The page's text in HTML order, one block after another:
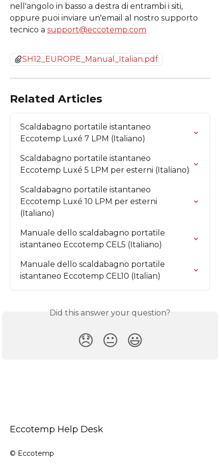
nell'angolo in basso a destra di entrambi i siti,
oppure puoi inviare un'email al nostro supporto
tecnico a support@eccotemp.com
SH12_EUROPE_Manual_Italian.pdf
Related Articles
Scaldabagno portatile istantaneo
Eccotemp Luxé 7 LPM (Italiano)
Scaldabagno portatile istantaneo
Eccotemp Luxé 5 LPM per esterni (Italiano)
Scaldabagno portatile istantaneo
Eccotemp Luxé 10 LPM per esterni
(Italiano)
Manuale dello scaldabagno portatile
istantaneo Eccotemp CEL5 (Italiano)
Manuale dello scaldabagno portatile
istantaneo Eccotemp CEL10 (Italian)
Did this answer your question?
😞 😐 😃
Eccotemp Help Desk
© Eccotemp